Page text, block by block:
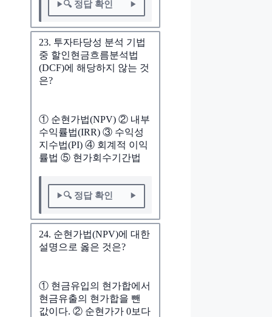
🔍 정답 확인
23. 투자타당성 분석 기법
중 할인현금흐름분석법
(DCF)에 해당하지 않는 것
은?
① 순현가법(NPV) ② 내부
수익률법(IRR) ③ 수익성
지수법(PI) ④ 회계적 이익
률법 ⑤ 현가회수기간법
🔍 정답 확인
24. 순현가법(NPV)에 대한
설명으로 옳은 것은?
① 현금유입의 현가합에서
현금유출의 현가합을 뺀
값이다. ② 순현가가 0보다